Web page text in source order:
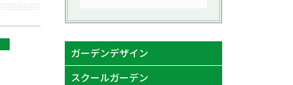
ガーデンデザイン
スクールガーデン